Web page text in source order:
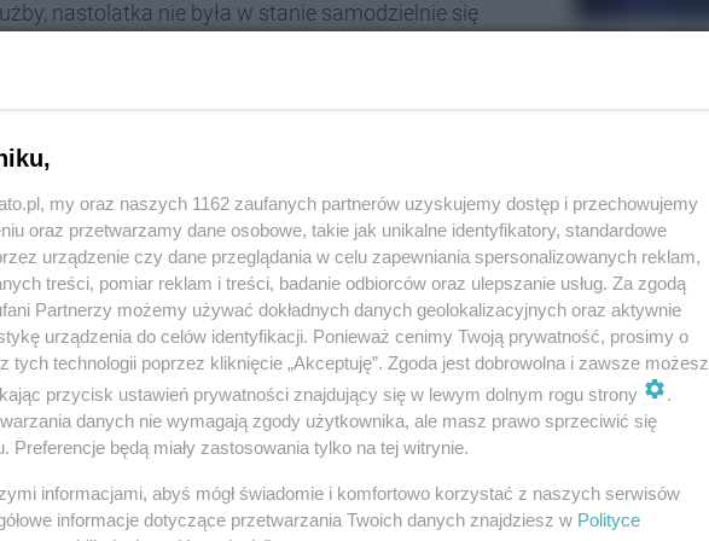
nastolatka nie była w stanie samodzielnie się
przekazanej przez młodą kobietę,
silnie zataczająca się młodą
przybyli na miejsce, zastali 15-letnią
alkoholowego. Nieletnia nie była w
ani poruszać się o własnych siłach-
miejscy ułożyli ją w pozycji bezpiecznej na
że może chodzić o zagrożenie życia lub zdrowia -
my oraz naszych 1162 zaufanych partnerów uzyskujemy dostęp i przechowujemy
oraz przetwarzamy dane osobowe, takie jak unikalne identyfikatory, standardowe
urządzenie czy dane przeglądania w celu zapewniania spersonalizowanych reklam,
treści, pomiar reklam i treści, badanie odbiorców oraz ulepszanie usług. Za zgodą
Partnerzy możemy używać dokładnych danych geolokalizacyjnych oraz aktywnie
urządzenia do celów identyfikacji. Ponieważ cenimy Twoją prywatność, prosimy o
tych technologii poprzez kliknięcie „Akceptuję”. Zgoda jest dobrowolna i zawsze możesz
przycisk ustawień prywatności znajdujący się w lewym dolnym rogu strony
.
danych nie wymagają zgody użytkownika, ale masz prawo sprzeciwić się
Preferencje będą miały zastosowania tylko na tej witrynie.
informacjami, abyś mógł świadomie i komfortowo korzystać z naszych serwisów
informacje dotyczące przetwarzania Twoich danych znajdziesz w Polityce